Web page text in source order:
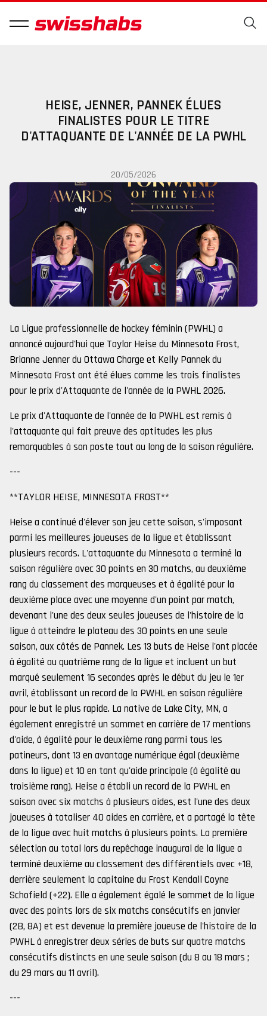
HEISE, JENNER, PANNEK ÉLUES
FINALISTES POUR LE TITRE
D'ATTAQUANTE DE L'ANNÉE DE LA PWHL
20/05/2026
La Ligue professionnelle de hockey féminin (PWHL) a
annoncé aujourd'hui que Taylor Heise du Minnesota Frost,
Brianne Jenner du Ottawa Charge et Kelly Pannek du
Minnesota Frost ont été élues comme les trois finalistes
pour le prix d'Attaquante de l'année de la PWHL 2026.
Le prix d'Attaquante de l'année de la PWHL est remis à
l'attaquante qui fait preuve des aptitudes les plus
remarquables à son poste tout au long de la saison régulière.
---
**TAYLOR HEISE, MINNESOTA FROST**
Heise a continué d'élever son jeu cette saison, s'imposant
parmi les meilleures joueuses de la ligue et établissant
plusieurs records. L'attaquante du Minnesota a terminé la
saison régulière avec 30 points en 30 matchs, au deuxième
rang du classement des marqueuses et à égalité pour la
deuxième place avec une moyenne d'un point par match,
devenant l'une des deux seules joueuses de l'histoire de la
ligue à atteindre le plateau des 30 points en une seule
saison, aux côtés de Pannek. Les 13 buts de Heise l'ont placée
à égalité au quatrième rang de la ligue et incluent un but
marqué seulement 16 secondes après le début du jeu le 1er
avril, établissant un record de la PWHL en saison régulière
pour le but le plus rapide. La native de Lake City, MN, a
également enregistré un sommet en carrière de 17 mentions
d'aide, à égalité pour le deuxième rang parmi tous les
patineurs, dont 13 en avantage numérique égal (deuxième
dans la ligue) et 10 en tant qu'aide principale (à égalité au
troisième rang). Heise a établi un record de la PWHL en
saison avec six matchs à plusieurs aides, est l'une des deux
joueuses à totaliser 40 aides en carrière, et a partagé la tête
de la ligue avec huit matchs à plusieurs points. La première
sélection au total lors du repêchage inaugural de la ligue a
terminé deuxième au classement des différentiels avec +18,
derrière seulement la capitaine du Frost Kendall Coyne
Schofield (+22). Elle a également égalé le sommet de la ligue
avec des points lors de six matchs consécutifs en janvier
(2B, 8A) et est devenue la première joueuse de l'histoire de la
PWHL à enregistrer deux séries de buts sur quatre matchs
consécutifs distincts en une seule saison (du 8 au 18 mars ;
du 29 mars au 11 avril).
---